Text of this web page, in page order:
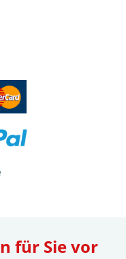
für Sie vor